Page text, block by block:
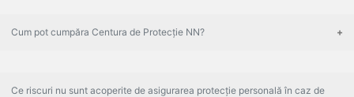
Cum pot cumpăra Centura de Protecție NN?
Ce riscuri nu sunt acoperite de asigurarea protecție personală în caz de